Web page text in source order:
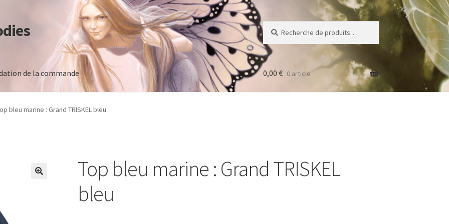
Recherche
pour :
Recherche
de la commande 0,00 € 0 article
bleu marine : Grand TRISKEL bleu
Top bleu marine : Grand TRISKEL
bleu